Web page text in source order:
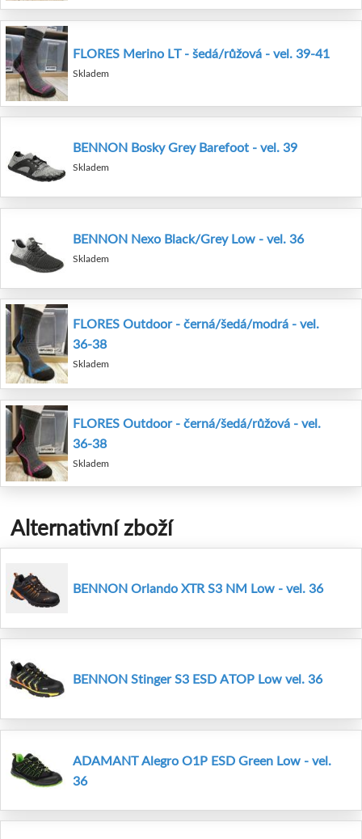
FLORES Merino LT - šedá/růžová - vel. 39-41
Skladem
BENNON Bosky Grey Barefoot - vel. 39
Skladem
BENNON Nexo Black/Grey Low - vel. 36
Skladem
FLORES Outdoor - černá/šedá/modrá - vel.
36-38
Skladem
FLORES Outdoor - černá/šedá/růžová - vel.
36-38
Skladem
Alternativní zboží
BENNON Orlando XTR S3 NM Low - vel. 36
BENNON Stinger S3 ESD ATOP Low vel. 36
ADAMANT Alegro O1P ESD Green Low - vel.
36